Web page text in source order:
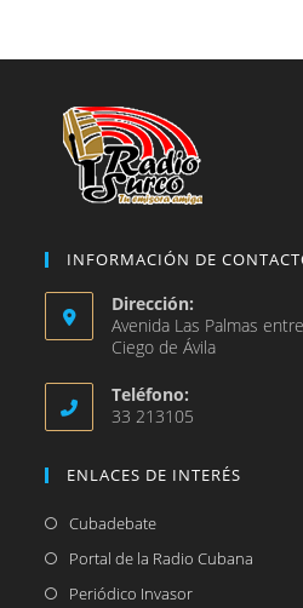
nueva
INFORMACIÓN DE
Dirección:
Avenida Las Palmas
Ciego de Ávila
Teléfono:
33 213105
ENLACES DE INTERÉS
CubadebateSe
abre
Portal de la Radio Cubana
Periódico InvasorSe